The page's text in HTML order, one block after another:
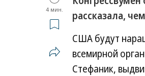
4 мин.
рассказала,
США будут
всемирной
Стефаник,